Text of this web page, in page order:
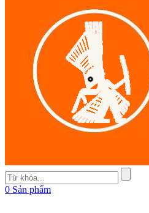
0 Sản phẩm